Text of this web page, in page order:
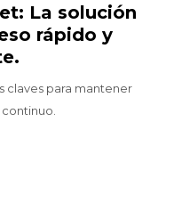
La solución
rápido y
claves para mantener